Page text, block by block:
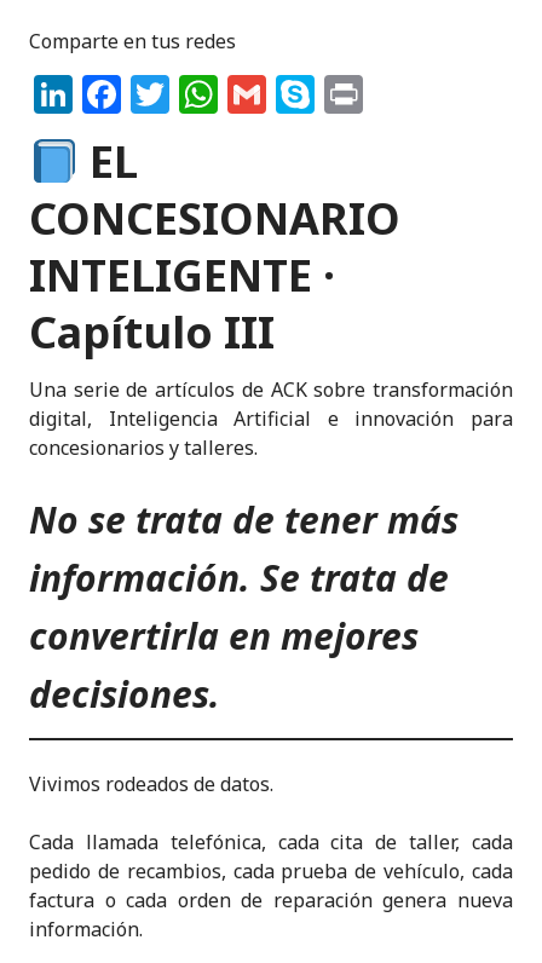
Comparte en tus redes
Li
n
k
e
dI
n
F
a
c
e
b
o
o
k
T
te
r
W
ts
A
p
p
G
l
S
p
e
t
EL
CONCESIONARIO
INTELIGENTE ·
Capítulo III
Una serie de artículos de ACK sobre transformación
digital, Inteligencia Artificial e innovación para
concesionarios y talleres.
No se trata de tener más
información. Se trata de
convertirla en mejores
decisiones.
Vivimos rodeados de datos.
Cada llamada telefónica, cada cita de taller, cada
pedido de recambios, cada prueba de vehículo, cada
factura o cada orden de reparación genera nueva
información.